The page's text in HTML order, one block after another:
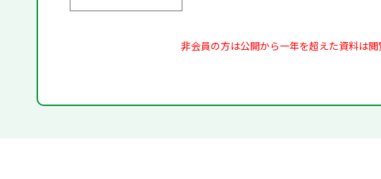
非会員の方は公開から一年を超えた資料は閲